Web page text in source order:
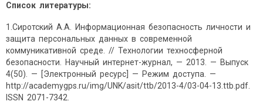
Список литературы:
1.Сиротский А.А. Информационная безопасность личности и
защита персональных данных в современной
коммуникативной среде. // Технологии техносферной
безопасности. Научный интернет-журнал, — 2013. — Выпуск
4(50). — [Электронный ресурс] — Режим доступа. —
http://academygps.ru/img/UNK/asit/ttb/2013-4/03-04-13.ttb.pdf.
ISSN 2071-7342.